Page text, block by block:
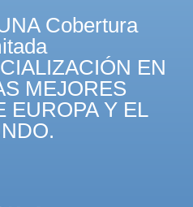
Cobertura
EN
MEJORES
EUROPA Y EL